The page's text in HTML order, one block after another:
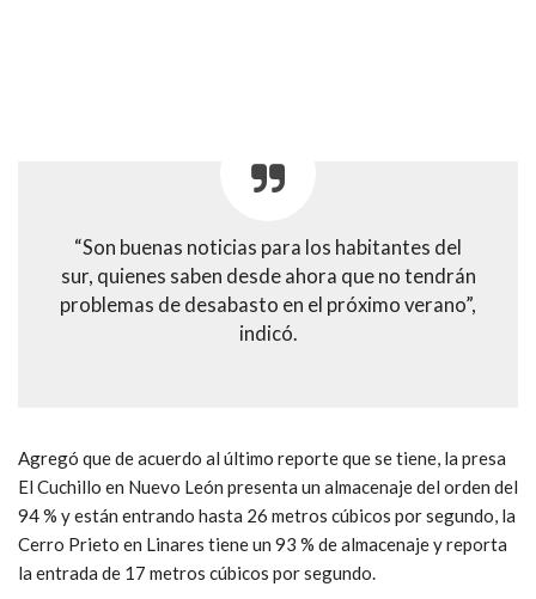
“Son buenas noticias para los habitantes del
sur, quienes saben desde ahora que no tendrán
problemas de desabasto en el próximo verano”,
indicó.
Agregó que de acuerdo al último reporte que se tiene, la presa
El Cuchillo en Nuevo León presenta un almacenaje del orden del
94 % y están entrando hasta 26 metros cúbicos por segundo, la
Cerro Prieto en Linares tiene un 93 % de almacenaje y reporta
la entrada de 17 metros cúbicos por segundo.